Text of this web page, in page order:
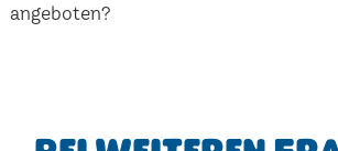
angeboten?